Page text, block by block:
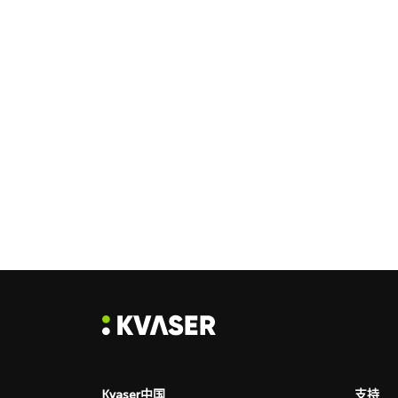
Kvaser中国 支持